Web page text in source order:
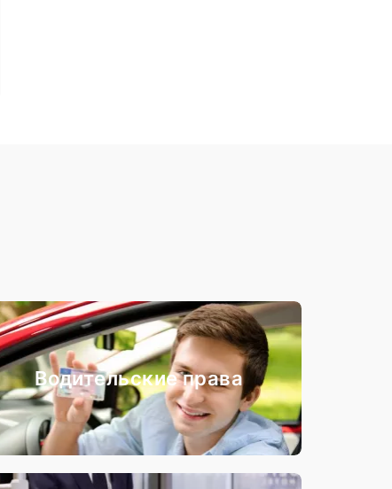
Водительские права